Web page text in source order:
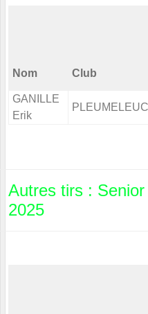
Nom Club
GANILLE
Erik
PLEUMELEUC
Autres tirs :
2025